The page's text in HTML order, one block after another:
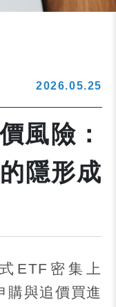
2026.05.25
風險：
隱形成
ETF 密集上
購與追價買進